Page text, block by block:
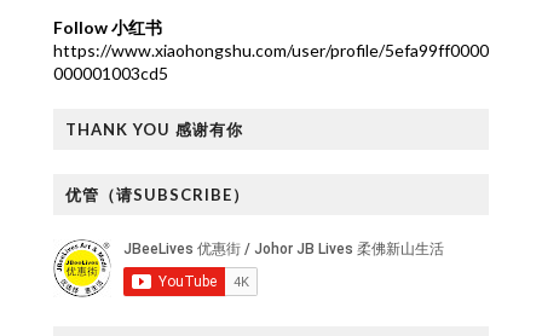
Follow 小红书
https://www.xiaohongshu.com/user/profile/5efa99ff0000
000001003cd5
THANK YOU 感谢有你
优管（请SUBSCRIBE）